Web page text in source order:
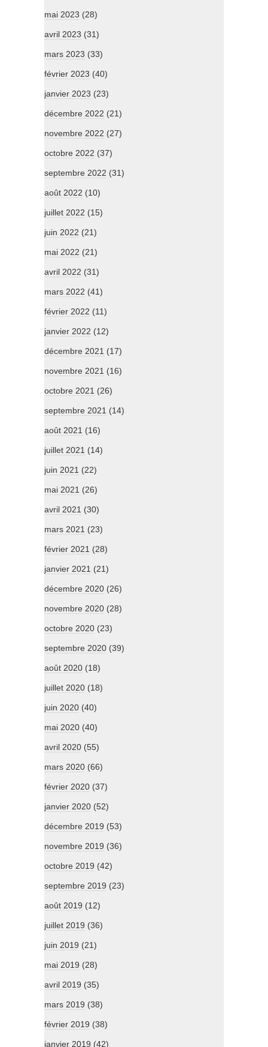
mai 2023 (28)
avril 2023 (31)
mars 2023 (33)
février 2023 (40)
janvier 2023 (23)
décembre 2022 (21)
novembre 2022 (27)
octobre 2022 (37)
septembre 2022 (31)
août 2022 (10)
juillet 2022 (15)
juin 2022 (21)
mai 2022 (21)
avril 2022 (31)
mars 2022 (41)
février 2022 (11)
janvier 2022 (12)
décembre 2021 (17)
novembre 2021 (16)
octobre 2021 (26)
septembre 2021 (14)
août 2021 (16)
juillet 2021 (14)
juin 2021 (22)
mai 2021 (26)
avril 2021 (30)
mars 2021 (23)
février 2021 (28)
janvier 2021 (21)
décembre 2020 (26)
novembre 2020 (28)
octobre 2020 (23)
septembre 2020 (39)
août 2020 (18)
juillet 2020 (18)
juin 2020 (40)
mai 2020 (40)
avril 2020 (55)
mars 2020 (66)
février 2020 (37)
janvier 2020 (52)
décembre 2019 (53)
novembre 2019 (36)
octobre 2019 (42)
septembre 2019 (23)
août 2019 (12)
juillet 2019 (36)
juin 2019 (21)
mai 2019 (28)
avril 2019 (35)
mars 2019 (38)
février 2019 (38)
janvier 2019 (42)